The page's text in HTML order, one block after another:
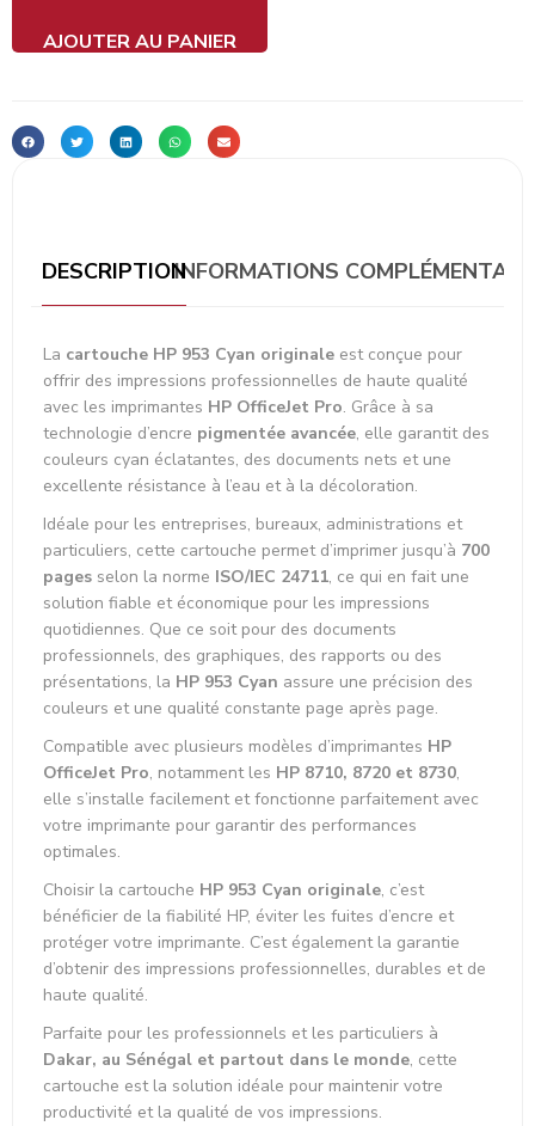
AJOUTER AU PANIER
DESCRIPTIONINFORMATIONS
La cartouche HP 953 Cyan originale est conçue pour
offrir des impressions professionnelles de haute qualité
avec les imprimantes HP OfficeJet Pro. Grâce à sa
technologie d’encre pigmentée avancée, elle garantit des
couleurs cyan éclatantes, des documents nets et une
excellente résistance à l’eau et à la décoloration.
Idéale pour les entreprises, bureaux, administrations et
particuliers, cette cartouche permet d’imprimer jusqu’à 700
pages selon la norme ISO/IEC 24711, ce qui en fait une
solution fiable et économique pour les impressions
quotidiennes. Que ce soit pour des documents
professionnels, des graphiques, des rapports ou des
présentations, la HP 953 Cyan assure une précision des
couleurs et une qualité constante page après page.
Compatible avec plusieurs modèles d’imprimantes HP
OfficeJet Pro, notamment les HP 8710, 8720 et 8730,
elle s’installe facilement et fonctionne parfaitement avec
votre imprimante pour garantir des performances
optimales.
Choisir la cartouche HP 953 Cyan originale, c’est
bénéficier de la fiabilité HP, éviter les fuites d’encre et
protéger votre imprimante. C’est également la garantie
d’obtenir des impressions professionnelles, durables et de
haute qualité.
Parfaite pour les professionnels et les particuliers à
Dakar, au Sénégal et partout dans le monde, cette
cartouche est la solution idéale pour maintenir votre
productivité et la qualité de vos impressions.